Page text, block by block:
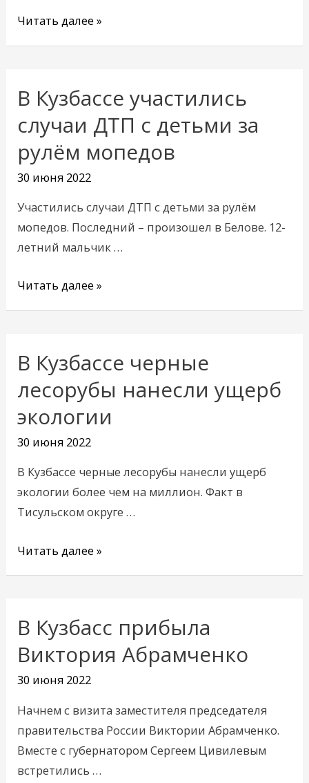
Читать далее »
В Кузбассе участились
случаи ДТП с детьми за
рулём мопедов
30 июня 2022
Участились случаи ДТП с детьми за рулём
мопедов. Последний – произошел в Белове. 12-
летний мальчик …
В
Кузбассе
участились
случаи
ДТП
детьми
за
рулём
Читать далее »
В Кузбассе черные
лесорубы нанесли ущерб
экологии
30 июня 2022
В Кузбассе черные лесорубы нанесли ущерб
экологии более чем на миллион. Факт в
Тисульском округе …
В
Кузбассе
черные
лесорубы
нанесли
экологии
Читать далее »
В Кузбасс прибыла
Виктория Абрамченко
30 июня 2022
Начнем с визита заместителя председателя
правительства России Виктории Абрамченко.
Вместе с губернатором Сергеем Цивилевым
встретились …
В
Кузбасс
прибыла
Виктория
Абрамченко